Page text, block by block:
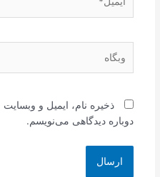
ذخیره نام، ایمیل و
دوباره دیدگاهی می‌نویسم.